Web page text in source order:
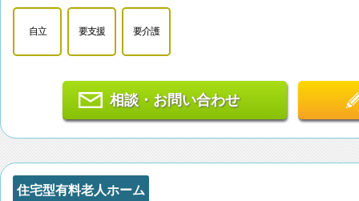
自立 要支援 要介護
相談・お問い合わせ
住宅型有料老人ホーム